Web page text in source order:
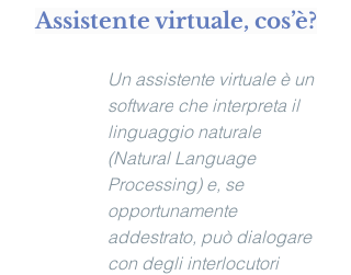
Assistente virtuale, cos’è?
Un assistente virtuale è un
software che interpreta il
linguaggio naturale
(Natural Language
Processing) e, se
opportunamente
addestrato, può dialogare
con degli interlocutori